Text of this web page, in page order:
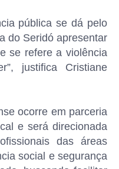
pública se dá pelo
do Seridó apresentar
se refere a violência
justifica Cristiane
ocorre em parceria
e será direcionada
das áreas
social e segurança